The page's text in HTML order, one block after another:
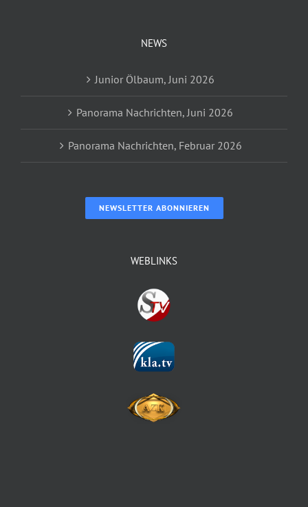
NEWS
Junior Ölbaum, Juni 2026
Panorama Nachrichten, Juni 2026
Panorama Nachrichten, Februar 2026
NEWSLETTER ABONNIEREN
WEBLINKS